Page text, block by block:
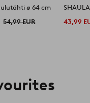
ø 64 cm
54,99 EUR
43,99